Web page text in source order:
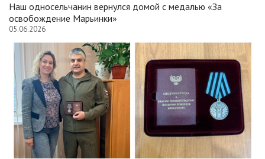
Наш односельчанин вернулся домой с медалью «За
освобождение Марьинки»
05.06.2026